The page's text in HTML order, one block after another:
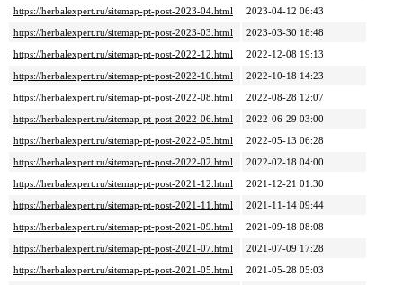
https://herbalexpert.ru/sitemap-pt-post-2023-04.html
2023-04-12 06:43
https://herbalexpert.ru/sitemap-pt-post-2023-03.html
2023-03-30 18:48
https://herbalexpert.ru/sitemap-pt-post-2022-12.html
2022-12-08 19:13
https://herbalexpert.ru/sitemap-pt-post-2022-10.html
2022-10-18 14:23
https://herbalexpert.ru/sitemap-pt-post-2022-08.html
2022-08-28 12:07
https://herbalexpert.ru/sitemap-pt-post-2022-06.html
2022-06-29 03:00
https://herbalexpert.ru/sitemap-pt-post-2022-05.html
2022-05-13 06:28
https://herbalexpert.ru/sitemap-pt-post-2022-02.html
2022-02-18 04:00
https://herbalexpert.ru/sitemap-pt-post-2021-12.html
2021-12-21 01:30
https://herbalexpert.ru/sitemap-pt-post-2021-11.html
2021-11-14 09:44
https://herbalexpert.ru/sitemap-pt-post-2021-09.html
2021-09-18 08:08
https://herbalexpert.ru/sitemap-pt-post-2021-07.html
2021-07-09 17:28
https://herbalexpert.ru/sitemap-pt-post-2021-05.html
2021-05-28 05:03